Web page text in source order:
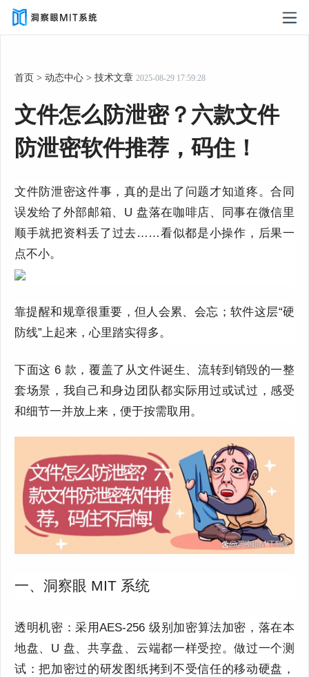
首页 > 动态中心 > 技术文章 2025-08-29 17:59:28
文件怎么防泄密？六款文件
防泄密软件推荐，码住！
文件防泄密这件事，真的是出了问题才知道疼。合同
误发给了外部邮箱、 U 盘落在咖啡店、同事在微信里
顺手就把资料丢了过去……看似都是小操作，后果一
点不小。
靠提醒和规章很重要，但人会累、会忘；软件这层“硬
防线”上起来，心里踏实得多。
下面这6 款，覆盖了从文件诞生、流转到销毁的一整
套场景，我自己和身边团队都实际用过或试过，感受
和细节一并放上来，便于按需取用。
一、洞察眼 MIT 系统
透明机密：采用AES‑256级别 加密算法加密，落在本
地盘、 U 盘、共享盘、云端都一样受控。做过一个测
试：把加密过的研发图纸拷到不受信任的移动硬盘，